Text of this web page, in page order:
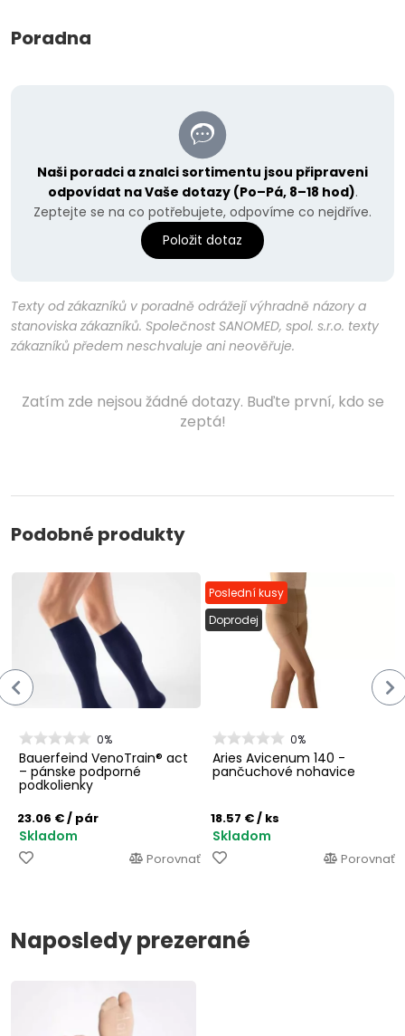
Poradna
Naši poradci a znalci sortimentu jsou připraveni
odpovídat na Vaše dotazy (Po–Pá, 8–18 hod).
Zeptejte se na co potřebujete, odpovíme co nejdříve.
Položit dotaz
Texty od zákazníků v poradně odrážejí výhradně názory a
stanoviska zákazníků. Společnost SANOMED, spol. s.r.o. texty
zákazníků předem neschvaluje ani neověřuje.
Zatím zde nejsou žádné dotazy. Buďte první, kdo se
zeptá!
Podobné produkty
0%
Bauerfeind VenoTrain® act
– pánske podporné
podkolienky
23.06 €/ pár
Skladom
Porovnať
Poslední kusy
Doprodej
0%
Aries Avicenum 140 -
pančuchové nohavice
18.57 €/ ks
Skladom
Porovnať
Naposledy prezerané